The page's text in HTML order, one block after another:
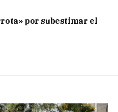
por subestimar el